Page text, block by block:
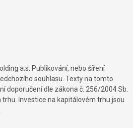
a.s. Publikování, nebo šíření
souhlasu. Texty na tomto
doporučení dle zákona č. 256/2004 Sb.
Investice na kapitálovém trhu jsou